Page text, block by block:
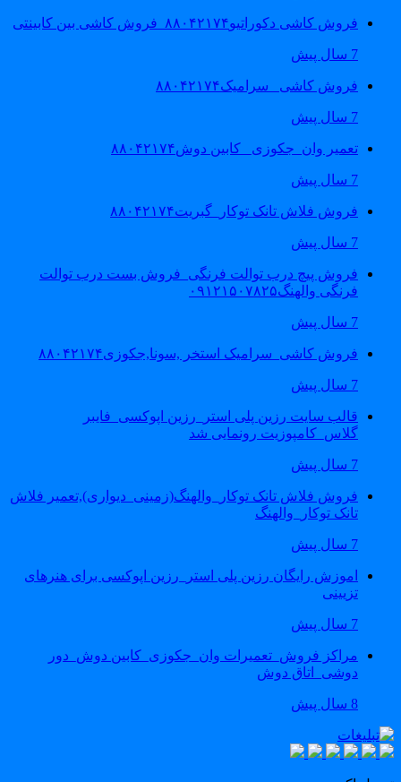
فروش کاشی دکوراتیو۸۸۰۴۲۱۷۴_فروش کاشی بین کابینتی
فروش کاشی _سرامیک۸۸۰۴۲۱۷۴
تعمیر وان_جکوزی_ کابین دوش۸۸۰۴۲۱۷۴
فروش فلاش تانک توکار_گبریت۸۸۰۴۲۱۷۴
فروش پیچ درب توالت فرنگی_فروش بست درب توالت
فرنگی والهنگ۰۹۱۲۱۵۰۷۸۲۵
فروش کاشی_سرامیک استخر ,سونا,جکوزی۸۸۰۴۲۱۷۴
قالب سایت رزین پلی استر_رزین اپوکسی_فایبر
گلاس_کامپوزیت رونمایی شد
فروش فلاش تانک توکار_والهنگ(زمینی_دیواری),تعمیر فلاش
تانک توکار_والهنگ
اموزش رایگان رزین پلی استر_رزین اپوکسی برای هنرهای
تزیینی
مراکز فروش_تعمیرات وان_جکوزی_کابین دوش_دور
دوشی_اتاق دوش